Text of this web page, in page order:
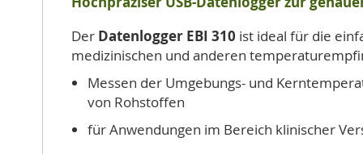
Der Datenlogger EBI 310 ist ideal für die
medizinischen und anderen
Messen der Umgebungs- und
von Rohstoffen
für Anwendungen im Bereich klinischer